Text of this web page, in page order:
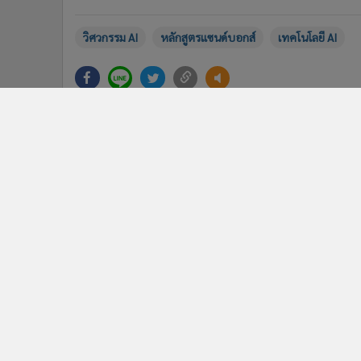
วิศวกรรม AI หลักสูตรแซนด์บอกส์ เทคโนโลยี AI